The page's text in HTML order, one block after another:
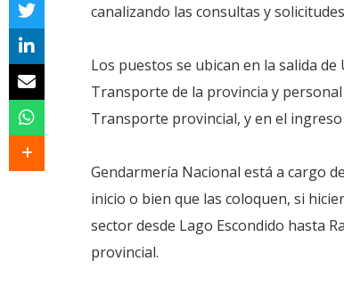
canalizando las consultas y
Los puestos se ubican en la salida
Transporte de la provincia y
Transporte provincial, y en el ingreso
Gendarmería Nacional está a cargo
inicio o bien que las coloquen, si
sector desde Lago Escondido hasta
provincial.